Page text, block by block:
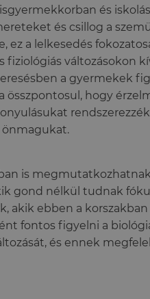
és
és csillog a
ez a lelkesedés
változásokon
a gyermekek
összpontosul, hogy
is
gond nélkül tudnak
akik ebben a
fontos figyelni a
és ennek